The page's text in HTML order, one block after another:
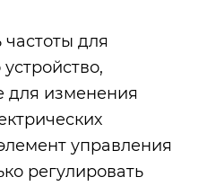
для
для изменения
управления
регулировать